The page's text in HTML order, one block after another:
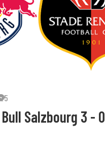
25
Salzbourg 3 - 0